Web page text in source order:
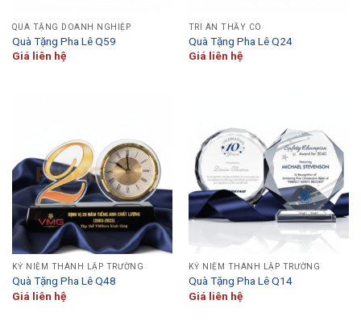
QUÀ TẶNG DOANH NGHIỆP
Quà Tặng Pha Lê Q59
Giá liên hệ
TRI ÂN THẦY CÔ
Quà Tặng Pha Lê Q24
Giá liên hệ
KỶ NIỆM THÀNH LẬP TRƯỜNG
Quà Tặng Pha Lê Q48
Giá liên hệ
KỶ NIỆM THÀNH LẬP TRƯỜNG
Quà Tặng Pha Lê Q14
Giá liên hệ